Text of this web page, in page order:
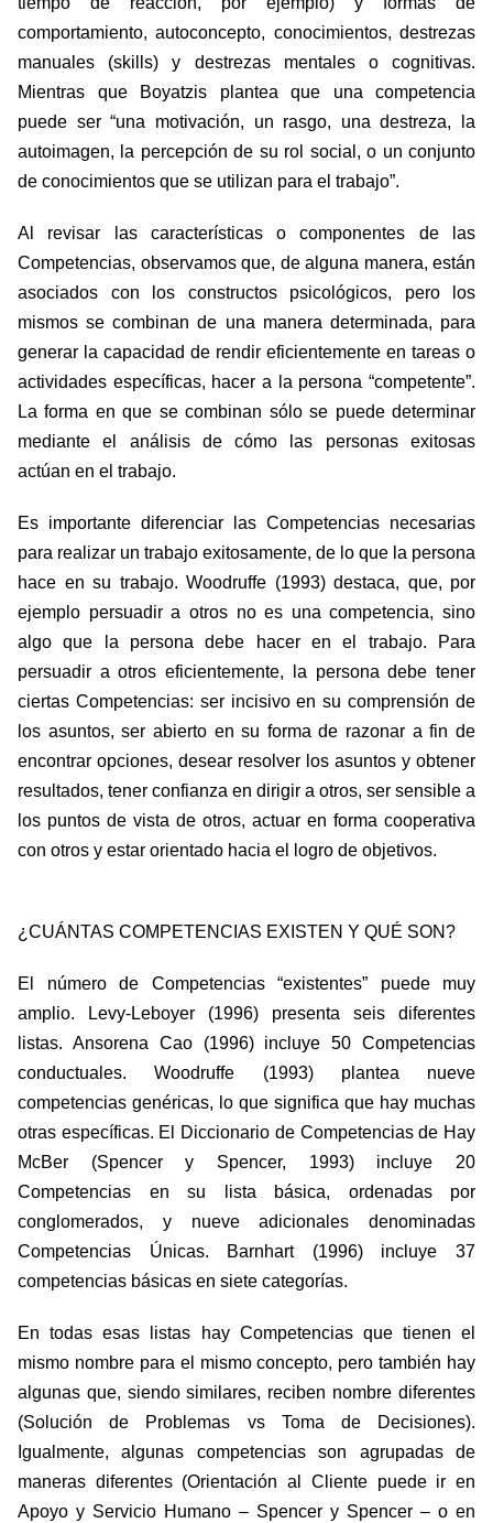
comportamiento, autoconcepto, conocimientos, destrezas
manuales (skills) y destrezas mentales o cognitivas.
Mientras que Boyatzis plantea que una competencia
puede ser “una motivación, un rasgo, una destreza, la
autoimagen, la percepción de su rol social, o un conjunto
de conocimientos que se utilizan para el trabajo”.
Al revisar las características o componentes de las
Competencias, observamos que, de alguna manera, están
asociados con los constructos psicológicos, pero los
mismos se combinan de una manera determinada, para
generar la capacidad de rendir eficientemente en tareas o
actividades específicas, hacer a la persona “competente”.
La forma en que se combinan sólo se puede determinar
mediante el análisis de cómo las personas exitosas
actúan en el trabajo.
Es importante diferenciar las Competencias necesarias
para realizar un trabajo exitosamente, de lo que la persona
hace en su trabajo. Woodruffe (1993) destaca, que, por
ejemplo persuadir a otros no es una competencia, sino
algo que la persona debe hacer en el trabajo. Para
persuadir a otros eficientemente, la persona debe tener
ciertas Competencias: ser incisivo en su comprensión de
los asuntos, ser abierto en su forma de razonar a fin de
encontrar opciones, desear resolver los asuntos y obtener
resultados, tener confianza en dirigir a otros, ser sensible a
los puntos de vista de otros, actuar en forma cooperativa
con otros y estar orientado hacia el logro de objetivos.
¿CUÁNTAS COMPETENCIAS EXISTEN Y QUÉ SON?
El número de Competencias “existentes” puede muy
amplio. Levy-Leboyer (1996) presenta seis diferentes
listas. Ansorena Cao (1996) incluye 50 Competencias
conductuales. Woodruffe (1993) plantea nueve
competencias genéricas, lo que significa que hay muchas
otras específicas. El Diccionario de Competencias de Hay
McBer (Spencer y Spencer, 1993) incluye 20
Competencias en su lista básica, ordenadas por
conglomerados, y nueve adicionales denominadas
Competencias Únicas. Barnhart (1996) incluye 37
competencias básicas en siete categorías.
En todas esas listas hay Competencias que tienen el
mismo nombre para el mismo concepto, pero también hay
algunas que, siendo similares, reciben nombre diferentes
(Solución de Problemas vs Toma de Decisiones).
Igualmente, algunas competencias son agrupadas de
maneras diferentes (Orientación al Cliente puede ir en
Apoyo y Servicio Humano – Spencer y Spencer – o en